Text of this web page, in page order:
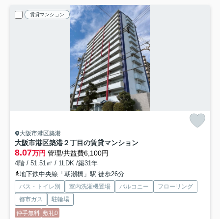
賃貸マンション
大阪市港区築港
大阪市港区築港２丁目の賃貸マンション
8.07万円 管理/共益費6,100円
4階 / 51.51㎡ / 1LDK /築31年
地下鉄中央線「朝潮橋」駅 徒歩26分
バス・トイレ別 室内洗濯機置場 バルコニー
フローリング
都市ガス
駐輪場
仲手無料 敷礼0